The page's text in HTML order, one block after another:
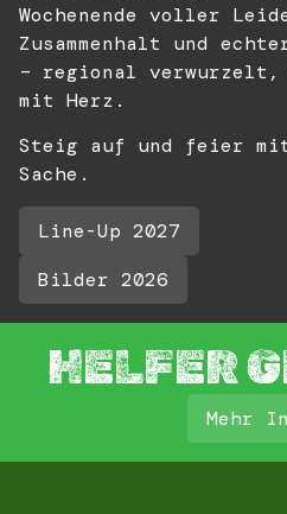
Wochenende voller
Zusammenhalt und
– regional
mit Herz.
Steig auf und feier
Sache.
Line-Up 2027
Bilder 2026
HELFER
Mehr